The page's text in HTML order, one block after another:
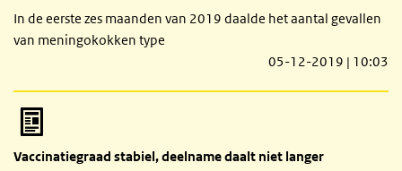
In de eerste zes maanden van 2019 daalde het aantal gevallen
van meningokokken type
05-12-2019 | 10:03
Vaccinatiegraad stabiel, deelname daalt niet langer